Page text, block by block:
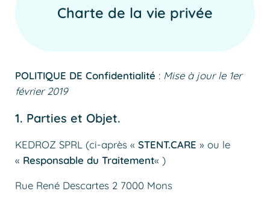
Charte de la vie privée
POLITIQUE DE Confidentialité : Mise à jour le 1er
février 2019
1. Parties et Objet.
KEDROZ SPRL (ci-après « STENT.CARE » ou le
« Responsable du Traitement« )
Rue René Descartes 2 7000 Mons